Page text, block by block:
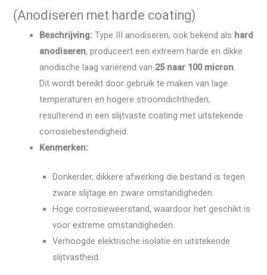
(Anodiseren met harde coating)
Beschrijving: Type III anodiseren, ook bekend als hard
anodiseren, produceert een extreem harde en dikke
anodische laag variërend van 25 naar 100 micron.
Dit wordt bereikt door gebruik te maken van lage
temperaturen en hogere stroomdichtheden,
resulterend in een slijtvaste coating met uitstekende
corrosiebestendigheid.
Kenmerken:
Donkerder, dikkere afwerking die bestand is tegen
zware slijtage en zware omstandigheden.
Hoge corrosieweerstand, waardoor het geschikt is
voor extreme omstandigheden.
Verhoogde elektrische isolatie en uitstekende
slijtvastheid.